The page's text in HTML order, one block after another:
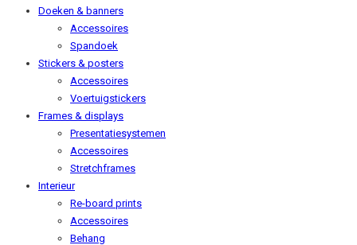
Doeken & banners
Accessoires
Spandoek
Stickers & posters
Accessoires
Voertuigstickers
Frames & displays
Presentatiesystemen
Accessoires
Stretchframes
Interieur
Re-board prints
Accessoires
Behang